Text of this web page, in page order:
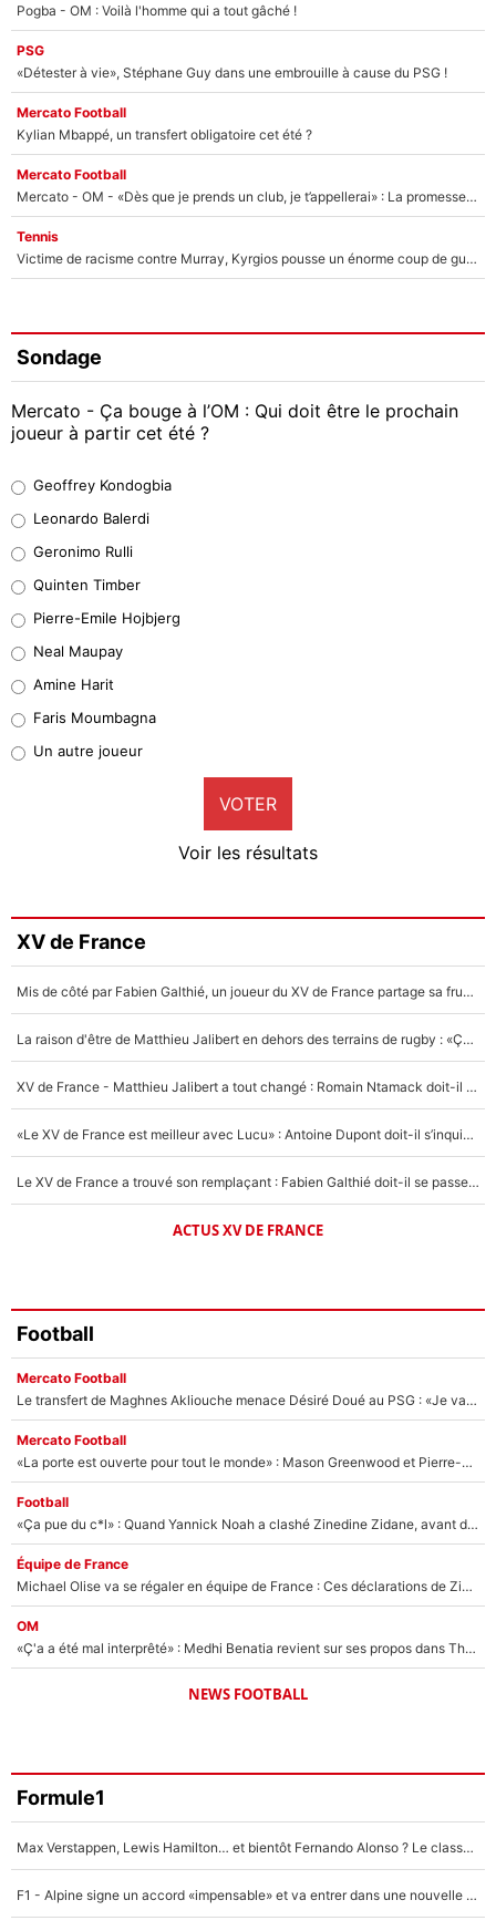
Pogba - OM : Voilà l'homme qui a tout gâché !
PSG
«Détester à vie», Stéphane Guy dans une embrouille à cause du PSG !
Mercato Football
Kylian Mbappé, un transfert obligatoire cet été ?
Mercato Football
Mercato - OM - «Dès que je prends un club, je t’appellerai» : La promesse de Marcelino au moment de claquer la porte
Tennis
Victime de racisme contre Murray, Kyrgios pousse un énorme coup de gueule !
Sondage
Mercato - Ça bouge à l’OM : Qui doit être le prochain
joueur à partir cet été ?
38%
32%
5%
1%
9%
Faris Moumbagna
4%
Un autre joueur
5%
Geoffrey Kondogbia
Leonardo Balerdi
Geronimo Rulli
Quinten Timber
Pierre-Emile Hojbjerg
Neal Maupay
Amine Harit
Faris Moumbagna
Un autre joueur
VOTER
Voir les résultats
XV de France
Mis de côté par Fabien Galthié, un joueur du XV de France partage sa frustration : «ils ne me l’ont pas dit tout de suite»
La raison d'être de Matthieu Jalibert en dehors des terrains de rugby : «Ça m'atteint autant que si tu touches à un membre de ma famille»
XV de France - Matthieu Jalibert a tout changé : Romain Ntamack doit-il s’inquiéter pour sa place à un an de la Coupe du monde ?
«Le XV de France est meilleur avec Lucu» : Antoine Dupont doit-il s’inquiéter pour sa place ?
Le XV de France a trouvé son remplaçant : Fabien Galthié doit-il se passer d'Antoine Dupont ?
ACTUS XV DE FRANCE
Football
Mercato Football
Le transfert de Maghnes Akliouche menace Désiré Doué au PSG : «Je valide à 200%»
Mercato Football
«La porte est ouverte pour tout le monde» : Mason Greenwood et Pierre-Emerick Aubameyang ont quitté l'OM, Amine Gouiri balance sur la suite du mercato et sur la réaction du vestiaire !
Football
«Ça pue du c*l» : Quand Yannick Noah a clashé Zinedine Zidane, avant de se faire recadrer par le nouveau sélectionneur de l'équipe de France !
Équipe de France
Michael Olise va se régaler en équipe de France : Ces déclarations de Zinedine Zidane qui prouvent qu'il va tout miser sur la star du Bayern Munich !
OM
«Ç'a a été mal interprêté» : Medhi Benatia revient sur ses propos dans The Bridge et précise ses conditions pour rejoindre le PSG !
NEWS FOOTBALL
Formule1
Max Verstappen, Lewis Hamilton… et bientôt Fernando Alonso ? Le classement des pilotes les mieux payés en Formule 1 risque de changer !
F1 - Alpine signe un accord «impensable» et va entrer dans une nouvelle dimension : Grande nouvelle pour Pierre Gasly !